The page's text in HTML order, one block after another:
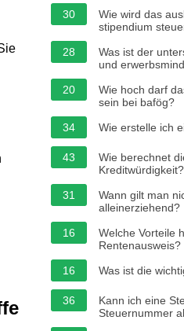
30
Wie wird das
stipendium
28
Was ist der
und
20
Wie hoch darf
sein bei bafög?
34
Wie erstelle ich
43
Wie berechnet
Kreditwürdigkeit?
31
Wann gilt man
alleinerziehend?
16
Welche Vorteile
Rentenausweis?
16
Was ist die
36
Kann ich eine
Steuernummer